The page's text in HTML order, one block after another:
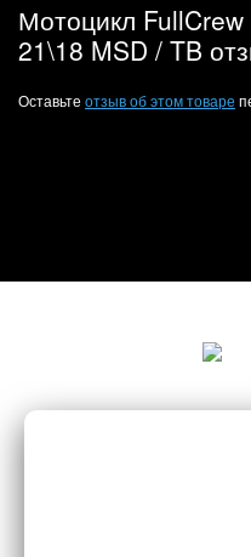
Мотоцикл
21\18 MSD / TB
Оставьте отзыв об этом товаре